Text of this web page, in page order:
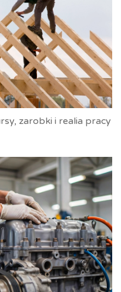
zarobki i realia pracy